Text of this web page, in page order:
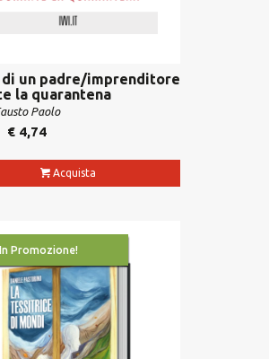
di un padre/imprenditore
la quarantena
Paolo
€4,74
Acquista
In Promozione!